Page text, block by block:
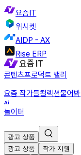
요즘IT
위시켓
AIDP - AX
Rise ERP
콘텐츠프로덕트 밸리
요즘 작가들컬렉션물어봐
놀이터
광고 상품
광고 상품
작가 지원